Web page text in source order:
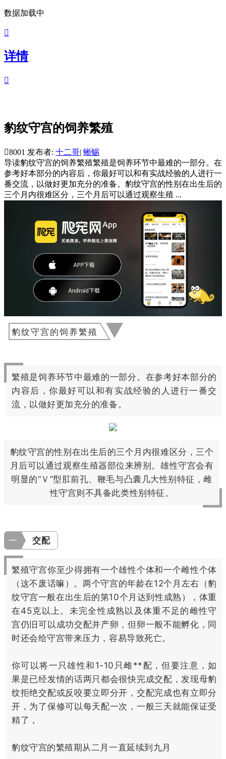
数据加载中

详情

豹纹守宫的饲养繁殖
8001 发布者: 十二哥| 蜥蜴
导读豹纹守宫的饲养繁殖繁殖是饲养环节中最难的一部分。在
参考好本部分的内容后，你最好可以和有实战经验的人进行一
番交流，以做好更加充分的准备。豹纹守宫的性别在出生后的
三个月内很难区分，三个月后可以通过观察生殖 ...
豹纹守宫的饲养繁殖
繁殖是饲养环节中最难的一部分。在参考好本部分的
内容后，你最好可以和有实战经验的人进行一番交
流，以做好更加充分的准备。
豹纹守宫的性别在出生后的三个月内很难区分，三个
月后可以通过观察生殖器部位来辨别。雄性守宫会有
明显的“Ｖ”型肛前孔、鞭毛与凸囊几大性别特征，雌
性守宫则不具备此类性别特征。
一 交配
繁殖守宫你至少得拥有一个雄性个体和一个雌性个体
（这不废话嘛）。两个守宫的年龄在12个月左右（豹
纹守宫一般在出生后的第10个月达到性成熟），体重
在45克以上。未完全性成熟以及体重不足的雌性守
宫仍旧可以成功交配并产卵，但卵一般不能孵化，同
时还会给守宫带来压力，容易导致死亡。
你可以将一只雄性和1-10只雌**配，但要注意，如
果是已经发情的话两只都会很快完成交配，发现母豹
纹拒绝交配或反咬要立即分开，交配完成也有立即分
开，为了保修可以每天配一次，一般三天就能保证受
精了，
豹纹守宫的繁殖期从二月一直延续到九月